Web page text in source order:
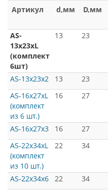
Артикул d,мм D,мм
AS-
13x23xL
(комплект
6шт)
13 23
AS-13x23x2 13 23
AS-16x27xL
(комплект
из 6 шт.)
16 27
AS-16x27x3 16 27
AS-22x34xL
(комплект
из 10 шт.)
22 34
AS-22x34x6 22 34